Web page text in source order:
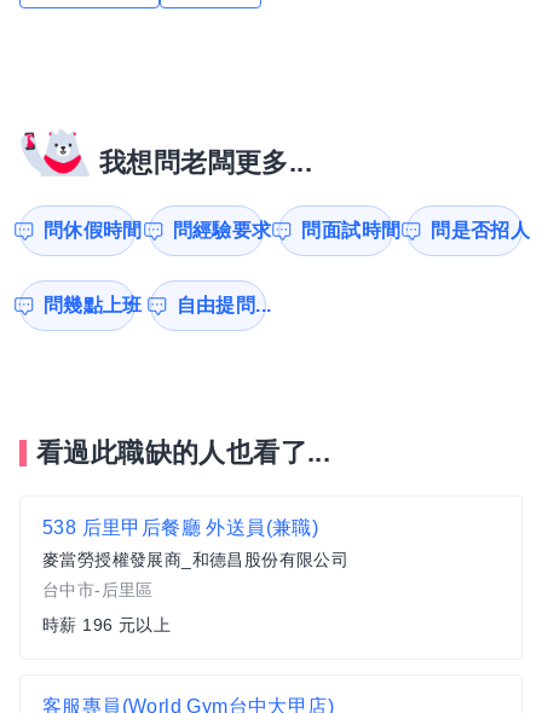
我想問老闆更多...
問休假時間 問經驗要求 問面試時間 問是否招人
問幾點上班 自由提問...
看過此職缺的人也看了...
538 后里甲后餐廳 外送員(兼職)
麥當勞授權發展商_和德昌股份有限公司
台中市-后里區
時薪 196 元以上
客服專員(World Gym台中大甲店)